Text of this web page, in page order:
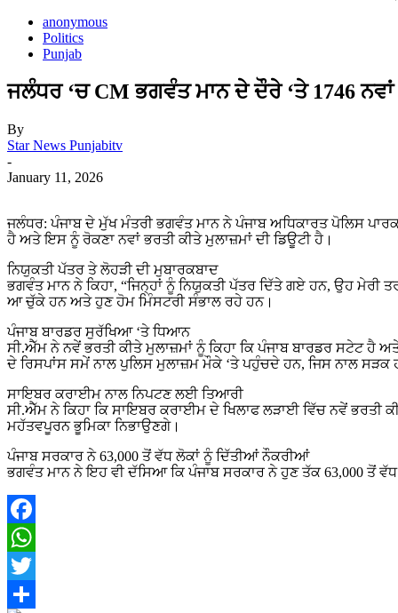
anonymous
Politics
Punjab
ਜਲੰਧਰ ‘ਚ CM ਭਗਵੰਤ ਮਾਨ ਦੇ ਦੌਰੇ ‘ਤੇ 1746
By
Star News Punjabitv
-
January 11, 2026
ਜਲੰਧਰ: ਪੰਜਾਬ ਦੇ ਮੁੱਖ ਮੰਤਰੀ ਭਗਵੰਤ ਮਾਨ ਨੇ ਪੰਜਾਬ ਅਧਿਕਾਰਤ ਪੋਲਿਸ
ਹੈ ਅਤੇ ਇਸ ਨੂੰ ਰੋਕਣਾ ਨਵਾਂ ਭਰਤੀ ਕੀਤੇ ਮੁਲਾਜ਼ਮਾਂ ਦੀ ਡਿਊਟੀ ਹੈ।
ਨਿਯੁਕਤੀ ਪੱਤਰ ਤੇ ਲੋਹੜੀ ਦੀ ਮੁਬਾਰਕਬਾਦ
ਭਗਵੰਤ ਮਾਨ ਨੇ ਕਿਹਾ, “ਜਿਨ੍ਹਾਂ ਨੂੰ ਨਿਯੁਕਤੀ ਪੱਤਰ ਦਿੱਤੇ ਗਏ ਹਨ, ਉਹ
ਆ ਚੁੱਕੇ ਹਨ ਅਤੇ ਹੁਣ ਹੋਮ ਮਿੰਸਟਰੀ ਸੰਭਾਲ ਰਹੇ ਹਨ।
ਪੰਜਾਬ ਬਾਰਡਰ ਸੁਰੱਖਿਆ ‘ਤੇ ਧਿਆਨ
ਸੀ.ਐੱਮ ਨੇ ਨਵੇਂ ਭਰਤੀ ਕੀਤੇ ਮੁਲਾਜ਼ਮਾਂ ਨੂੰ ਕਿਹਾ ਕਿ ਪੰਜਾਬ ਬਾਰਡਰ ਸਟੇਟ ਹੈ
ਦੇ ਰਿਸਪਾਂਸ ਸਮੇਂ ਨਾਲ ਪੁਲਿਸ ਮੁਲਾਜ਼ਮ ਮੌਕੇ ‘ਤੇ ਪਹੁੰਚਦੇ ਹਨ, ਜਿਸ ਨਾਲ ਸੜਕ
ਸਾਇਬਰ ਕਰਾਈਮ ਨਾਲ ਨਿਪਟਣ ਲਈ ਤਿਆਰੀ
ਸੀ.ਐੱਮ ਨੇ ਕਿਹਾ ਕਿ ਸਾਇਬਰ ਕਰਾਈਮ ਦੇ ਖਿਲਾਫ ਲੜਾਈ ਵਿੱਚ ਨਵੇਂ
ਮਹੱਤਵਪੂਰਨ ਭੂਮਿਕਾ ਨਿਭਾਉਣਗੇ।
ਪੰਜਾਬ ਸਰਕਾਰ ਨੇ 63,000 ਤੋਂ ਵੱਧ ਲੋਕਾਂ ਨੂੰ ਦਿੱਤੀਆਂ ਨੌਕਰੀਆਂ
ਭਗਵੰਤ ਮਾਨ ਨੇ ਇਹ ਵੀ ਦੱਸਿਆ ਕਿ ਪੰਜਾਬ ਸਰਕਾਰ ਨੇ ਹੁਣ ਤੱਕ 63,000 ਤੋਂ
Facebook
WhatsApp
Twitter